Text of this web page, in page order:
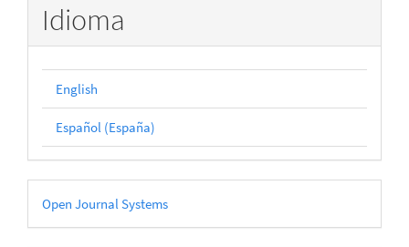
Idioma
English
Español (España)
Desarrollado
por
Open Journal Systems